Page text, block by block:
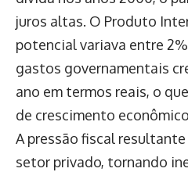
juros altas. O Produto
potencial variava entre
gastos governamentais
ano em termos reais, o
de crescimento
A pressão fiscal
setor privado, tornando